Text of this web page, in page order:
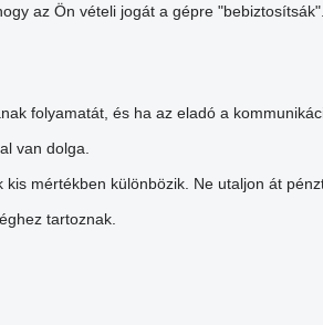
az Ön vételi jogát a gépre
folyamatát, és ha az eladó a
van dolga.
mértékben különbözik. Ne utaljon át
tartoznak.